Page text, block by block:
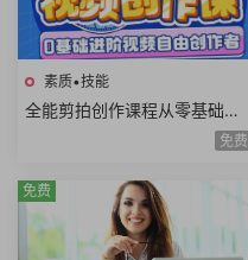
素质•技能
全能剪拍创作课程从零基础到
进阶视频拍摄视频剪辑视频自
免费
免费